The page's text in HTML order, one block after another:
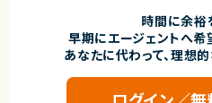
時間に余裕
早期にエージェントへ希
あなたに代わって、理想